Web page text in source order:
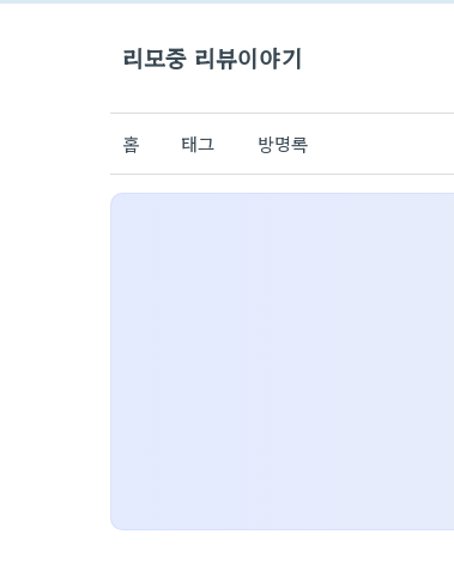
리모중 리뷰이야기
홈 태그 방명록